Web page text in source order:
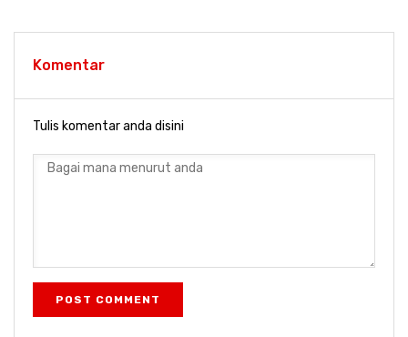
Komentar
Tulis komentar anda disini
POST COMMENT